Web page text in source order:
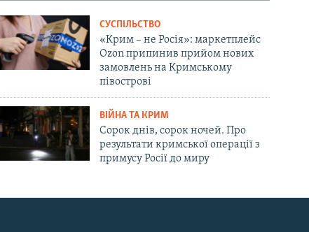
СУСПІЛЬСТВО
«Крим – не Росія»: маркетплейс
Ozon припинив прийом нових
замовлень на Кримському
півострові
ВІЙНА ТА КРИМ
Сорок днів, сорок ночей. Про
результати кримської операції з
примусу Росії до миру